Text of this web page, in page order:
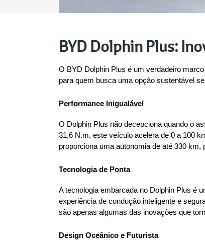
BYD Dolphin Plus:
O BYD Dolphin Plus é um verdadeiro
para quem busca uma opção sustentável
Performance Inigualável
O Dolphin Plus não decepciona quando o
31,6 N.m, este veículo acelera de 0 a 100
proporciona uma autonomia de até 330
Tecnologia de Ponta
A tecnologia embarcada no Dolphin Plus é
experiência de condução inteligente e
são apenas algumas das inovações que
Design Oceânico e Futurista